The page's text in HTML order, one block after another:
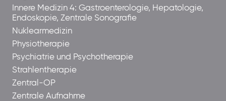
Innere Medizin 4: Gastroenterologie, Hepatologie,
Endoskopie, Zentrale Sonografie
Nuklearmedizin
Physiotherapie
Psychiatrie und Psychotherapie
Strahlentherapie
Zentral-OP
Zentrale Aufnahme